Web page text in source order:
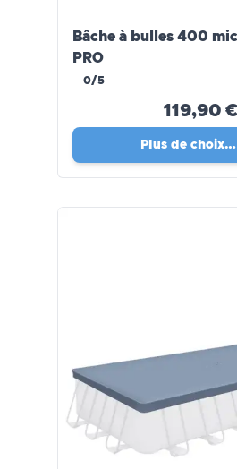
Bâche à bulles 400
PRO
0/5
119,90 €
Plus de choix…